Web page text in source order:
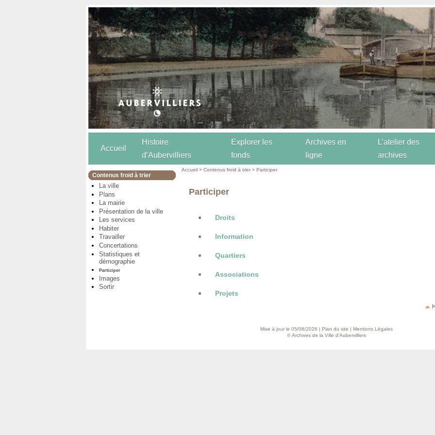
Accueil
Histoire
d’Aubervilliers
Explorer les
fonds
Archives en
ligne
L’atelier des
archives
Contenus froid à trier
La ville
Plans
La mairie
Présentation de la ville
Les services
Habiter
Travailler
Concertations
Statistiques et
démographie
Participer
Images
Sortir
Accueil >Contenus froid à trier > Participer
Participer
Droits
Information
Quartiers
Associations
Projets
Mise à jour le 05/08/2026 | Plan du site | Mentions Légales
© Archives de la Ville d’Aubervilliers